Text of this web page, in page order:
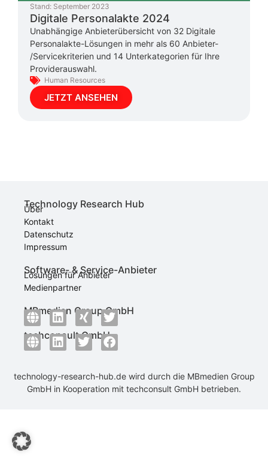
Stand: September 2023
Digitale Personalakte 2024
Unabhängige Anbieterübersicht von 32 Digitale
Personalakte-Lösungen in mehr als 60 Anbieter-
/Servicekriterien und 14 Unterkategorien für Ihre
Providerauswahl.
Human Resources
JETZT ANSEHEN
Technology Research Hub
Über
Kontakt
Datenschutz
Impressum
Software- & Service-Anbieter
Lösungen für Anbieter
Medienpartner
MBmedien Group GmbH
techconsult GmbH
technology-research-hub.de wird durch die MBmedien Group
GmbH in Kooperation mit techconsult GmbH betrieben.